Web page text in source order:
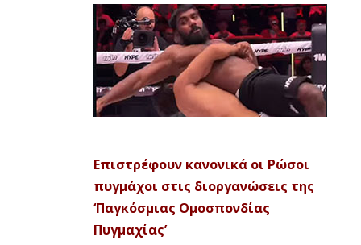
Επιστρέφουν κανονικά οι Ρώσοι
πυγμάχοι στις διοργανώσεις της
‘Παγκόσμιας Ομοσπονδίας
Πυγμαχίας’